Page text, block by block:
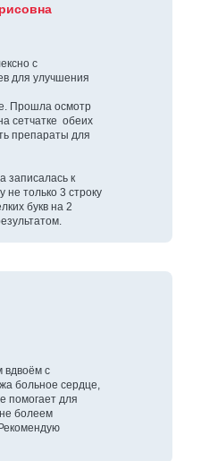
с
для улучшения
Прошла осмотр
сетчатке обеих
препараты для
записалась к
не только 3 строку
букв на 2
вдвоём с
больное сердце,
помогает для
болеем